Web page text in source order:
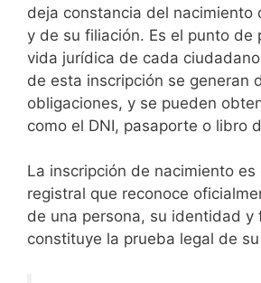
deja constancia del nacimiento
y de su filiación. Es el punto de
vida jurídica de cada
de esta inscripción se generan
obligaciones, y se pueden
como el DNI, pasaporte o libro
La inscripción de nacimiento es
registral que reconoce
de una persona, su identidad y
constituye la prueba legal de